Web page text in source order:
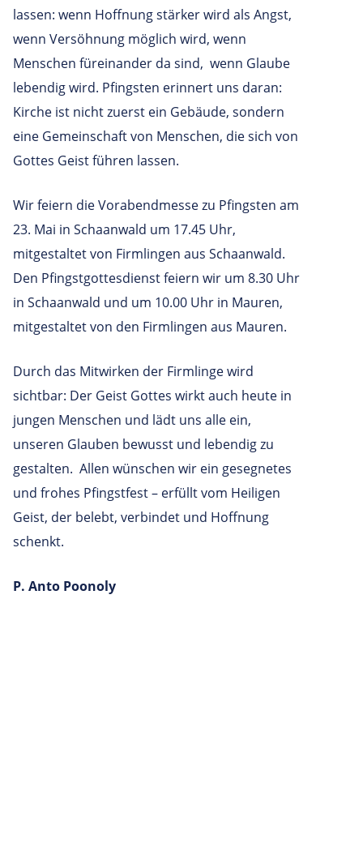
lassen: wenn Hoffnung stärker wird als Angst,
wenn Versöhnung möglich wird, wenn
Menschen füreinander da sind, wenn Glaube
lebendig wird. Pfingsten erinnert uns daran:
Kirche ist nicht zuerst ein Gebäude, sondern
eine Gemeinschaft von Menschen, die sich von
Gottes Geist führen lassen.
Wir feiern die Vorabendmesse zu Pfingsten am
23. Mai in Schaanwald um 17.45 Uhr,
mitgestaltet von Firmlingen aus Schaanwald.
Den Pfingstgottesdienst feiern wir um 8.30 Uhr
in Schaanwald und um 10.00 Uhr in Mauren,
mitgestaltet von den Firmlingen aus Mauren.
Durch das Mitwirken der Firmlinge wird
sichtbar: Der Geist Gottes wirkt auch heute in
jungen Menschen und lädt uns alle ein,
unseren Glauben bewusst und lebendig zu
gestalten. Allen wünschen wir ein gesegnetes
und frohes Pfingstfest – erfüllt vom Heiligen
Geist, der belebt, verbindet und Hoffnung
schenkt.
P. Anto Poonoly